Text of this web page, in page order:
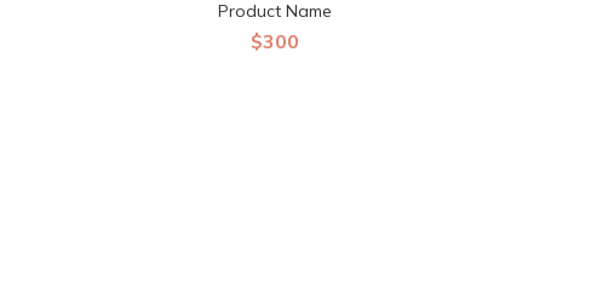
Product Name
$300